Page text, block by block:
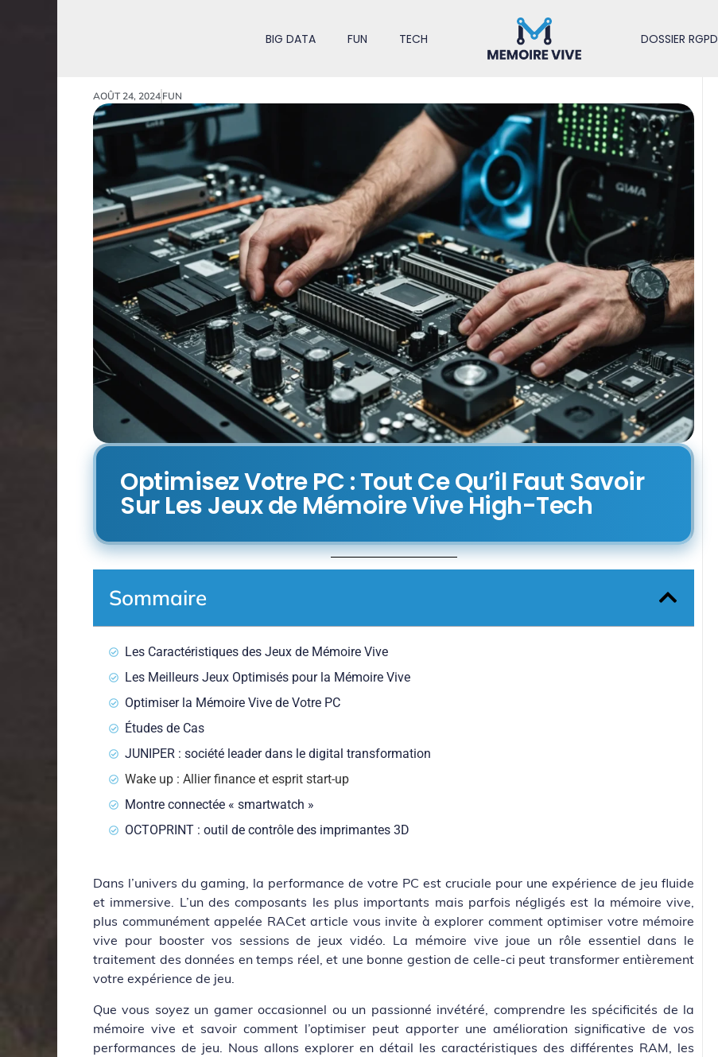
BIG DATA FUN TECH DOSSIER RGPD
AOÛT 24, 2024 FUN
Optimisez Votre PC : Tout Ce Qu’il Faut Savoir
Sur Les Jeux de Mémoire Vive High-Tech
Sommaire
Les Caractéristiques des Jeux de Mémoire Vive
Les Meilleurs Jeux Optimisés pour la Mémoire Vive
Optimiser la Mémoire Vive de Votre PC
Études de Cas
JUNIPER : société leader dans le digital transformation
Wake up : Allier finance et esprit start-up
Montre connectée « smartwatch »
OCTOPRINT : outil de contrôle des imprimantes 3D
Dans l’univers du gaming, la performance de votre PC est cruciale pour une expérience de jeu fluide
et immersive. L’un des composants les plus importants mais parfois négligés est la mémoire vive,
plus communément appelée RACet article vous invite à explorer comment optimiser votre mémoire
vive pour booster vos sessions de jeux vidéo. La mémoire vive joue un rôle essentiel dans le
traitement des données en temps réel, et une bonne gestion de celle-ci peut transformer entièrement
votre expérience de jeu.
Que vous soyez un gamer occasionnel ou un passionné invétéré, comprendre les spécificités de la
mémoire vive et savoir comment l’optimiser peut apporter une amélioration significative de vos
performances de jeu. Nous allons explorer en détail les caractéristiques des différentes RAM, les